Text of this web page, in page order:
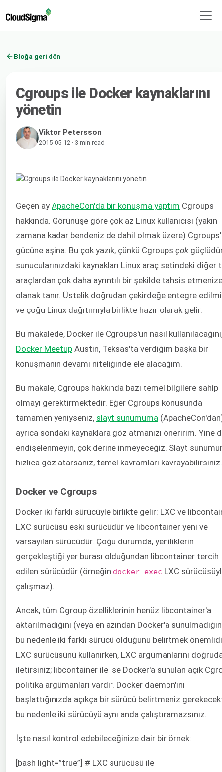
Bloğa geri dön
Cgroups ile Docker kaynaklarını
yönetin
Viktor Petersson
2015-05-12 · 3 min read
Geçen ay ApacheCon'da bir konuşma yaptım Cgroups
hakkında. Görünüşe göre çok az Linux kullanıcısı (yakın
zamana kadar bendeniz de dahil olmak üzere)
gücüne aşina. Bu çok yazık, çünkü Cgroups çok
sunucularınızdaki kaynakları Linux araç setindeki diğer
araçlardan çok daha ayrıntılı bir şekilde tahsis etmenize
olanak tanır. Üstelik doğrudan çekirdeğe entegre
ve çoğu Linux dağıtımıyla birlikte hazır olarak gelir.
Bu makalede, Docker ile Cgroups'un nasıl kullanılacağını,
Docker Meetup Austin, Teksas'ta verdiğim başka bir
konuşmanın devamı niteliğinde ele alacağım.
Bu makale, Cgroups hakkında bazı temel bilgilere sahip
olmayı gerektirmektedir. Eğer Cgroups konusunda
tamamen yeniyseniz, slayt sunumuma
ayrıca sondaki kaynaklara göz atmanızı öneririm. Yine
endişelenmeyin, çok derine inmeyeceğiz. Slayt
hızlıca göz atarsanız, temel kavramları kavrayabilirsiniz.
Docker ve Cgroups
Docker iki farklı sürücüyle birlikte gelir: LXC ve
LXC sürücüsü eski sürücüdür ve libcontainer yeni ve
varsayılan sürücüdür. Çoğu durumda, yeniliklerin
gerçekleştiği yer burası olduğundan libcontainer tercih
edilen sürücüdür (örneğin docker exec LXC
çalışmaz).
Ancak, tüm Cgroup özelliklerinin henüz libcontainer'a
aktarılmadığını (veya en azından Docker'a
bu nedenle iki farklı sürücü olduğunu belirtmek
LXC sürücüsünü kullanırken, LXC argümanlarını
iletirsiniz; libcontainer ile ise Docker'a sunulan açık
politika argümanları vardır. Docker daemon'ını
başlattığınızda açıkça bir sürücü belirtmeniz
bu nedenle iki sürücüyü aynı anda çalıştıramazsınız.
İşte nasıl kontrol edebileceğinize dair bir örnek:
[bash light=”true”] # LXC sürücüsü ile